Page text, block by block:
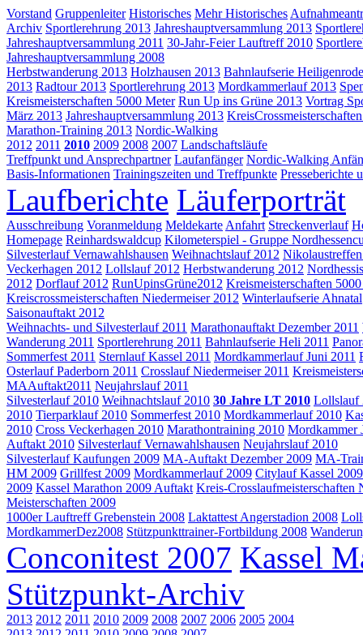
Vorstand Gruppenleiter Historisches Mehr Historisches
Archiv Sportlerehrung 2013 Jahreshauptversammlung 2013
Jahreshauptversammlung 2011 30-Jahr-Feier Lauftreff 2010
Jahreshauptversammlung 2008
Herbstwanderung 2013 Holzhausen 2013 Bahnlaufserie
2013 Radtour 2013 Sportlerehrung 2013 Mordkammerlauf 2013
Kreismeisterschaften 5000 Meter Run Up ins Grüne 2013 Vortrag
März 2013 Jahreshauptversammlung 2013
Marathon-Training 2013 Nordic-Walking
2012 2011 2010 2009 2008 2007 Landschaftsläufe
Treffpunkt und Ansprechpartner Laufanfänger Nordic-Walking
Basis-Informationen Trainingszeiten und Treffpunkte Presseberichte
Laufberichte Läuferporträt
Ausschreibung Voranmeldung Meldekarte Anfahrt Streckenverlauf
Homepage Reinhardswaldcup Kilometerspiel - Gruppe
Silvesterlauf Vernawahlshausen Weihnachtslauf 2012
Veckerhagen 2012 Lollslauf 2012 Herbstwanderung 2012
2012 Dorflauf 2012 RunUpinsGrüne2012 Kreismeisterschaften
Kreiscrossmeisterschaften Niedermeiser 2012 Winterlaufserie Ahnatal
Saisonauftakt 2012
Weihnachts- und Silvesterlauf 2011 Marathonauftakt Dezember 2011
Wanderung 2011 Sportlerehrung 2011 Bahnlaufserie Heli 2011
Sommerfest 2011 Sternlauf Kassel 2011 Mordkammerlauf Juni 2011
Osterlauf Paderborn 2011 Crosslauf Niedermeiser 2011
MAAuftakt2011 Neujahrslauf 2011
Silvesterlauf 2010 Weihnachtslauf 2010 30 Jahre LT 2010 Lollslauf
2010 Tierparklauf 2010 Sommerfest 2010 Mordkammerlauf 2010
2010 Cross Veckerhagen 2010 Marathontraining 2010 Mordkammer
Auftakt 2010 Silvesterlauf Vernawahlshausen Neujahrslauf 2010
Silvesterlauf Kaufungen 2009 MA-Auftakt Dezember 2009 MA-
HM 2009 Grillfest 2009 Mordkammerlauf 2009 Citylauf Kassel 2009
2009 Kassel Marathon 2009 Auftakt Kreis-Crosslaufmeisterschaften
Meisterschaften 2009
1000er Lauftreff Grebenstein 2008 Laktattest Angerstadion 2008
MordkammerDez2008 Stützpunkttrainer-Fortbildung 2008
Conconitest 2007 Kassel
Stützpunkt-Archiv
2013 2012 2011 2010 2009 2008 2007 2006 2005 2004